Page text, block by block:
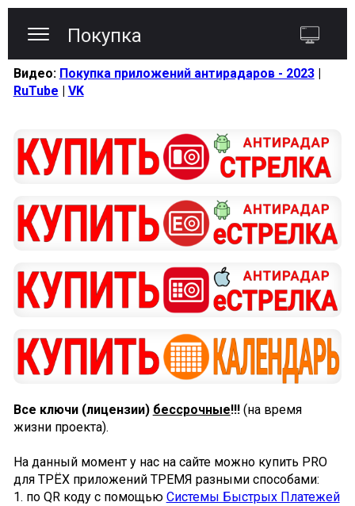
Покупка
Видео: Покупка приложений антирадаров - 2023|
RuTube | VK
Все ключи (лицензии) бессрочные!!!(на время
жизни проекта).
На данный момент у нас на сайте можно купить PRO
для ТРЁХ приложений ТРЕМЯ разными способами:
1. по QR коду с помощью Системы Быстрых Платежей